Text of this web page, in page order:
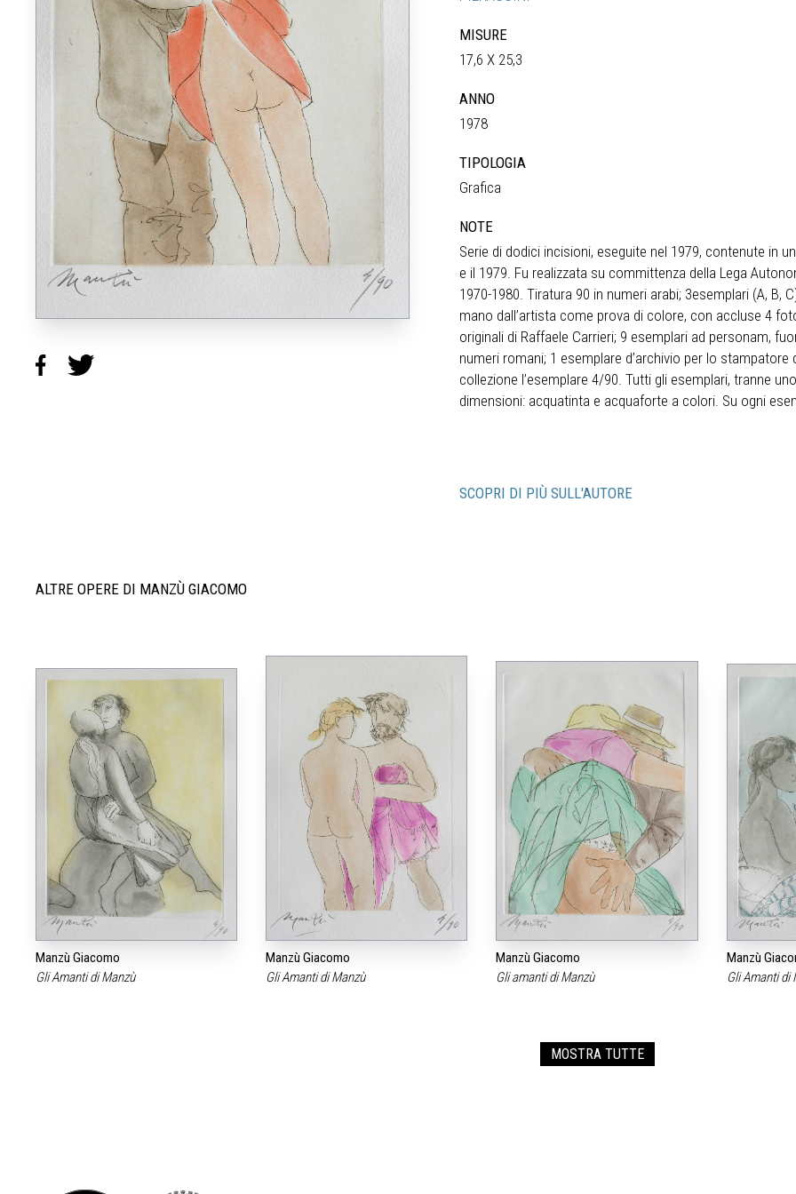
MISURE
17,6 X 25,3
ANNO
1978
TIPOLOGIA
Grafica
NOTE
Serie di dodici incisioni, eseguite nel 1979, contenute in
e il 1979. Fu realizzata su committenza della Lega
1970-1980. Tiratura 90 in numeri arabi; 3esemplari (A,
mano dall’artista come prova di colore, con accluse 4
originali di Raffaele Carrieri; 9 esemplari ad personam,
numeri romani; 1 esemplare d’archivio per lo
collezione l’esemplare 4/90. Tutti gli esemplari, tranne
dimensioni: acquatinta e acquaforte a colori. Su ogni
SCOPRI DI PIÙ SULL'AUTORE
ALTRE OPERE DI MANZÙ GIACOMO
Manzù Giacomo
Gli Amanti di Manzù
Manzù Giacomo
Gli Amanti di Manzù
Manzù Giacomo
Gli amanti di Manzù
Manzù
Gli Amanti di
MOSTRA TUTTE